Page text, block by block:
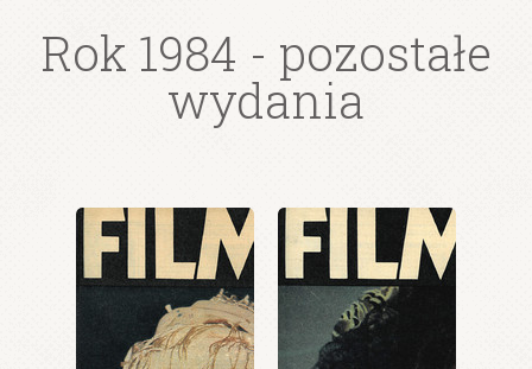
wydanie: 36/1984 wydanie: 36/1984
Rok 1984 - pozostałe
wydania